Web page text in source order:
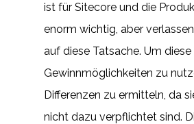
ist für Sitecore und die
enorm wichtig, aber
auf diese Tatsache. Um
Gewinnmöglichkeiten zu
Differenzen zu ermitteln, da
nicht dazu verpflichtet sind.